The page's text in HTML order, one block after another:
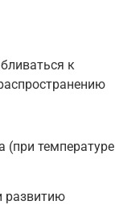
к
(при температуре
развитию